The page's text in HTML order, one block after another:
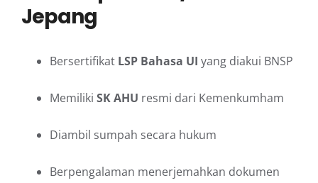
Jepang
Bersertifikat LSP Bahasa UI yang diakui BNSP
Memiliki SK AHU resmi dari Kemenkumham
Diambil sumpah secara hukum
Berpengalaman menerjemahkan dokumen